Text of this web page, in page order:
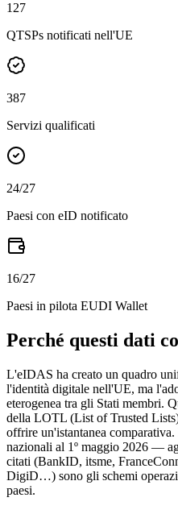
127
QTSPs notificati nell'UE
387
Servizi qualificati
24/27
Paesi con eID notificato
16/27
Paesi in pilota EUDI Wallet
Perché questi dati
L'eIDAS ha creato un quadro
l'identità digitale nell'UE, ma
eterogenea tra gli Stati membri.
della LOTL (List of Trusted
offrire un'istantanea
nazionali al 1º maggio 2026 —
citati (BankID, itsme,
DigiD…) sono gli schemi
paesi.